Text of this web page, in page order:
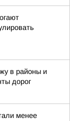
в районы и
дорог
менее